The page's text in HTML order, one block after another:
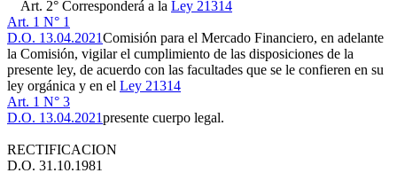
Art. 2° Corresponderá a la Ley 21314
Art. 1 N° 1
D.O. 13.04.2021Comisión para el Mercado Financiero, en adelante
la Comisión, vigilar el cumplimiento de las disposiciones de la
presente ley, de acuerdo con las facultades que se le confieren en su
ley orgánica y en el Ley 21314
Art. 1 N° 3
D.O. 13.04.2021presente cuerpo legal.
RECTIFICACION
D.O. 31.10.1981